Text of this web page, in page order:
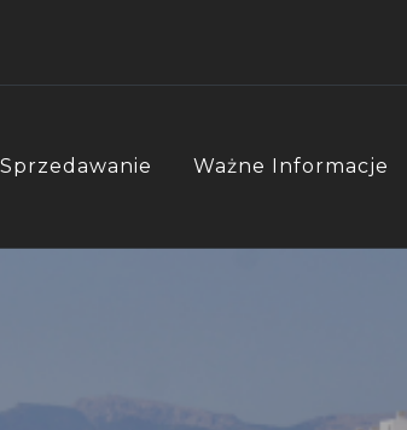
Sprzedawanie Ważne Informacje